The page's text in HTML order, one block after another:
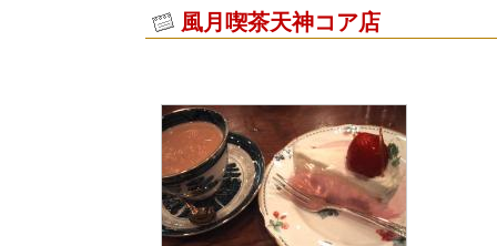
風月喫茶天神コア店